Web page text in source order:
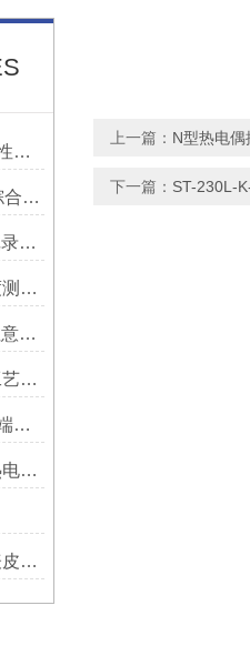
OMEGA热电偶插座的易操作性探讨
在选购RKC热电偶时，需要综合考虑多个因素
温度贴片是一种用于监测、记录或指示温度变化的工具
美国omega测温线：精准温度测量的可靠选择
英国测温试纸的选购与存放注意事项
美国omega热电偶线在复杂工艺中的角色
美国OMEGA铠装热电偶测温端的三种接合方式
R型热电偶分度表下载-铂铑热电偶分度表下载
omega热电偶测温线选型之表皮绝缘耐温
上一篇： N型热电偶
下一篇： ST-230L-